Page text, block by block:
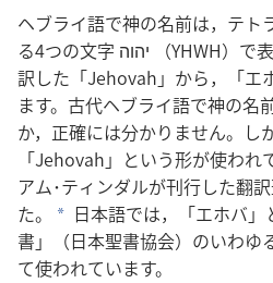
ヘブライ語で神の名前は，テト
る4つの文字 יהוה （YHWH）で表されます。それを英語に
訳した「Jehovah」から，「エ
ます。古代ヘブライ語で神の名
か，正確には分かりません。し
「Jehovah」という形が使われ
アム･ティンダルが刊行した翻
た。
a 日本語では，「エホバ
書」（日本聖書協会）のいわゆ
て使われています。